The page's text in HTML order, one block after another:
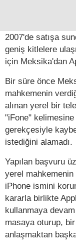
2007'de satışa
geniş kitlelere
için Meksika'dan
Bir süre önce
mahkemenin
alınan yerel bir
"iFone" kelimesine
gerekçesiyle
istediğini alamadı.
Yapılan başvuru
yerel mahkemenin
iPhone ismini
kararla birlikte
kullanmaya
masaya oturup,
anlaşmaktan